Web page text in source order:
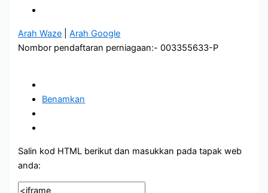
Arah Waze |Arah Google
Nombor pendaftaran perniagaan:- 003355633-P
Benamkan
Salin kod HTML berikut dan masukkan pada tapak web
anda: